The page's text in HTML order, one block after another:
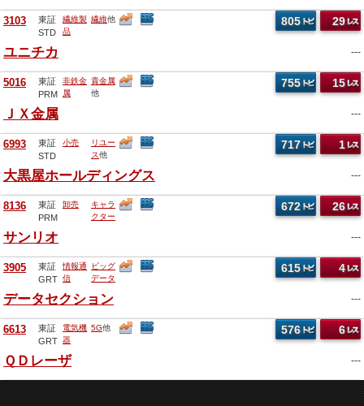
3103
東証
STD
繊維製
品
繊維他 29
805
ユニチカ ---
5016
東証
PRM
非鉄金
属
貴金属
他
15
755
ＪＸ金属 ---
6993
東証
STD
小売
リユー
ス他
1
717
大黒屋ホールディングス ---
8136
東証
PRM
卸売
キャラ
クター
26
672
サンリオ ---
3905
東証
GRT
情報通
信
ビッグ
データ
4
615
データセクション ---
6613
東証
GRT
電気機
器
5G他 6
576
ＱＤレーザ ---